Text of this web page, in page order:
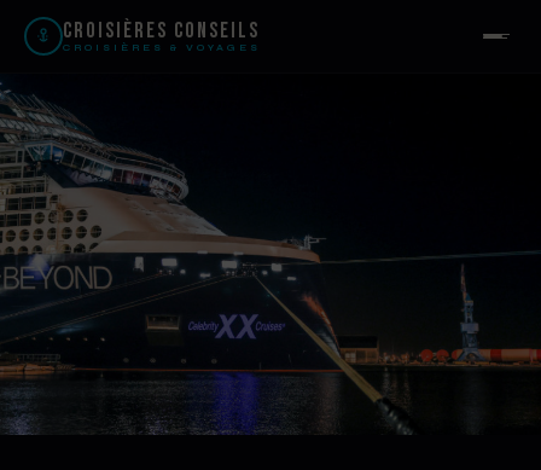
Croisières Conseils
CROISIÈRES & VOYAGES